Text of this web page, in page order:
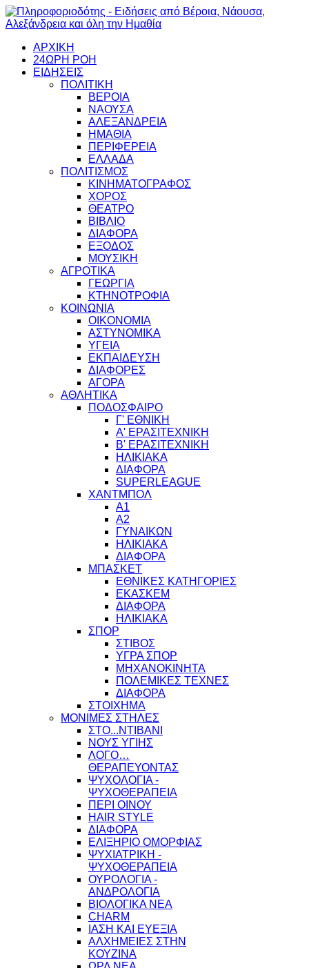
ΑΡΧΙΚΗ
24ΩΡΗ ΡΟΗ
ΕΙΔΗΣΕΙΣ
ΠΟΛΙΤΙΚΗ
ΒΕΡΟΙΑ
ΝΑΟΥΣΑ
ΑΛΕΞΑΝΔΡΕΙΑ
ΗΜΑΘΙΑ
ΠΕΡΙΦΕΡΕΙΑ
ΕΛΛΑΔΑ
ΠΟΛΙΤΙΣΜΟΣ
ΚΙΝΗΜΑΤΟΓΡΑΦΟΣ
ΧΟΡΟΣ
ΘΕΑΤΡΟ
ΒΙΒΛΙΟ
ΔΙΑΦΟΡΑ
ΕΞΟΔΟΣ
ΜΟΥΣΙΚΗ
ΑΓΡΟΤΙΚΑ
ΓΕΩΡΓΙΑ
ΚΤΗΝΟΤΡΟΦΙΑ
ΚΟΙΝΩΝΙΑ
ΟΙΚΟΝΟΜΙΑ
ΑΣΤΥΝΟΜΙΚΑ
ΥΓΕΙΑ
ΕΚΠΑΙΔΕΥΣΗ
ΔΙΑΦΟΡΕΣ
ΑΓΟΡΑ
ΑΘΛΗΤΙΚΑ
ΠΟΔΟΣΦΑΙΡΟ
Γ' ΕΘΝΙΚΗ
Α' ΕΡΑΣΙΤΕΧΝΙΚΗ
Β' ΕΡΑΣΙΤΕΧΝΙΚΗ
ΗΛΙΚΙΑΚΑ
ΔΙΑΦΟΡΑ
SUPERLEAGUE
ΧΑΝΤΜΠΟΛ
Α1
Α2
ΓΥΝΑΙΚΩΝ
ΗΛΙΚΙΑΚΑ
ΔΙΑΦΟΡΑ
ΜΠΑΣΚΕΤ
ΕΘΝΙΚΕΣ ΚΑΤΗΓΟΡΙΕΣ
ΕΚΑΣΚΕΜ
ΔΙΑΦΟΡΑ
ΗΛΙΚΙΑΚΑ
ΣΠΟΡ
ΣΤΙΒΟΣ
ΥΓΡΑ ΣΠΟΡ
ΜΗΧΑΝΟΚΙΝΗΤΑ
ΠΟΛΕΜΙΚΕΣ ΤΕΧΝΕΣ
ΔΙΑΦΟΡΑ
ΣΤΟΙΧΗΜΑ
ΜΟΝΙΜΕΣ ΣΤΗΛΕΣ
ΣΤΟ...ΝΤΙΒΑΝΙ
ΝΟΥΣ ΥΓΙΗΣ
ΛΟΓΟ…
ΘΕΡΑΠΕΥΟΝΤΑΣ
ΨΥΧΟΛΟΓΙΑ -
ΨΥΧΟΘΕΡΑΠΕΙΑ
ΠΕΡΙ ΟΙΝΟΥ
HAIR STYLE
ΔΙΑΦΟΡΑ
ΕΛΙΞΗΡΙΟ ΟΜΟΡΦΙΑΣ
ΨΥΧΙΑΤΡΙΚΗ -
ΨΥΧΟΘΕΡΑΠΕΙΑ
ΟΥΡΟΛΟΓΙΑ -
ΑΝΔΡΟΛΟΓΙΑ
ΒΙΟΛΟΓΙΚΑ ΝΕΑ
CHARM
ΙΑΣΗ ΚΑΙ ΕΥΕΞΙΑ
ΑΛΧΗΜΕΙΕΣ ΣΤΗΝ
ΚΟΥΖΙΝΑ